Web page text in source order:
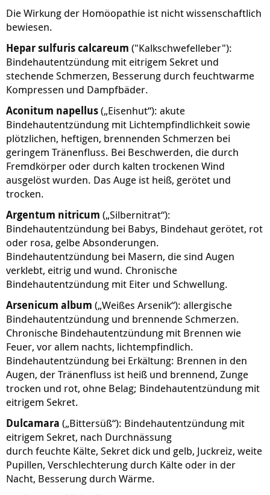
Die Wirkung der Homöopathie ist nicht wissenschaftlich
bewiesen.
Hepar sulfuris calcareum ("Kalkschwefelleber"):
Bindehautentzündung mit eitrigem Sekret und
stechende Schmerzen, Besserung durch feuchtwarme
Kompressen und Dampfbäder.
Aconitum napellus(„Eisenhut“): akute
Bindehautentzündung mit Lichtempfindlichkeit sowie
plötzlichen, heftigen, brennenden Schmerzen bei
geringem Tränenfluss. Bei Beschwerden, die durch
Fremdkörper oder durch kalten trockenen Wind
ausgelöst wurden. Das Auge ist heiß, gerötet und
trocken.
Argentum nitricum („Silbernitrat“):
Bindehautentzündung bei Babys, Bindehaut gerötet, rot
oder rosa, gelbe Absonderungen.
Bindehautentzündung bei Masern, die sind Augen
verklebt, eitrig und wund. Chronische
Bindehautentzündung mit Eiter und Schwellung.
Arsenicum album („Weißes Arsenik“): allergische
Bindehautentzündung und brennende Schmerzen.
Chronische Bindehautentzündung mit Brennen wie
Feuer, vor allem nachts, lichtempfindlich.
Bindehautentzündung bei Erkältung: Brennen in den
Augen, der Tränenfluss ist heiß und brennend, Zunge
trocken und rot, ohne Belag; Bindehautentzündung mit
eitrigem Sekret.
Dulcamara („Bittersüß“): Bindehautentzündung mit
eitrigem Sekret, nach Durchnässung
durch feuchte Kälte, Sekret dick und gelb, Juckreiz, weite
Pupillen, Verschlechterung durch Kälte oder in der
Nacht, Besserung durch Wärme.